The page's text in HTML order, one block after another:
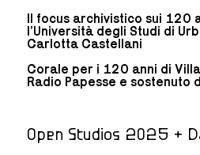
Il focus archivistico sui 120
l’Università degli Studi di
Carlotta Castellani
Corale per i 120 anni di
Radio Papesse e sostenuto
Open Studios 2025 +